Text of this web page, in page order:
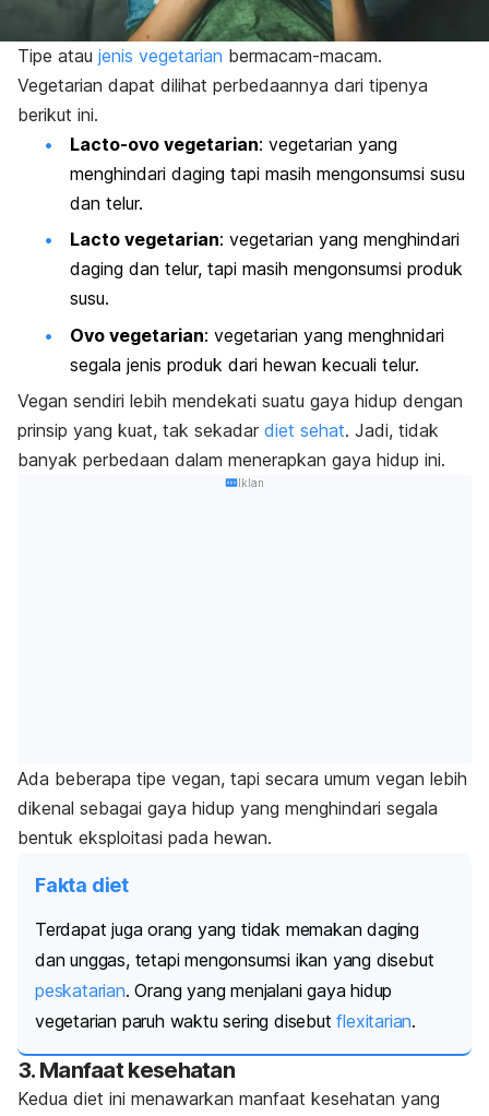
Tipe atau jenis vegetarian bermacam-macam.
Vegetarian dapat dilihat perbedaannya dari tipenya
berikut ini.
Lacto-ovo vegetarian: vegetarian yang
menghindari daging tapi masih mengonsumsi susu
dan telur.
Lacto vegetarian: vegetarian yang menghindari
daging dan telur, tapi masih mengonsumsi produk
susu.
Ovo vegetarian: vegetarian yang menghnidari
segala jenis produk dari hewan kecuali telur.
Vegan sendiri lebih mendekati suatu gaya hidup dengan
prinsip yang kuat, tak sekadar diet sehat. Jadi, tidak
banyak perbedaan dalam menerapkan gaya hidup ini.
Iklan
Ada beberapa tipe vegan, tapi secara umum vegan lebih
dikenal sebagai gaya hidup yang menghindari segala
bentuk eksploitasi pada hewan.
Fakta diet
Terdapat juga orang yang tidak memakan daging
dan unggas, tetapi mengonsumsi ikan yang disebut
peskatarian. Orang yang menjalani gaya hidup
vegetarian paruh waktu sering disebut flexitarian.
3. Manfaat kesehatan
Kedua diet ini menawarkan manfaat kesehatan yang